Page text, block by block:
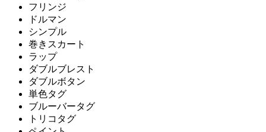
フリンジ
ドルマン
シンプル
巻きスカート
ラップ
ダブルブレスト
ダブルボタン
単色タグ
ブルーバータグ
トリコタグ